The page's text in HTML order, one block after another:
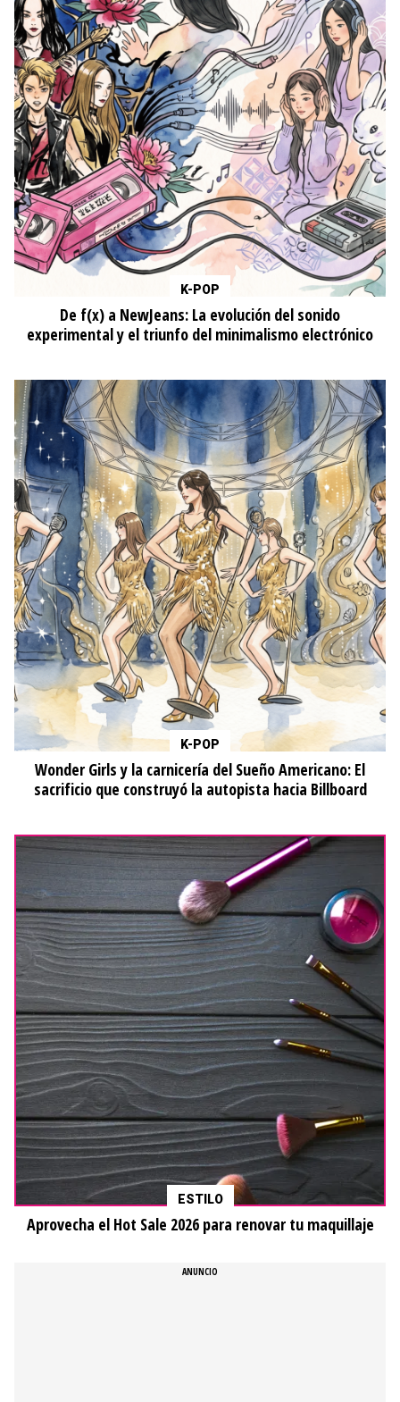
K-POP
De f(x) a NewJeans: La evolución del sonido
experimental y el triunfo del minimalismo electrónico
K-POP
Wonder Girls y la carnicería del Sueño Americano: El
sacrificio que construyó la autopista hacia Billboard
ESTILO
Aprovecha el Hot Sale 2026 para renovar tu maquillaje